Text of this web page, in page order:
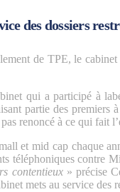
des dossiers
de TPE, le
qui a participé à
partie des premiers
renoncé à ce qui fait
et mid cap chaque
téléphoniques
contentieux» précise
mets au service